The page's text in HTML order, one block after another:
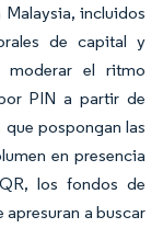
incluidos
de capital y
moderar el ritmo
PIN a partir de
pospongan las
en presencia
los fondos de
apresuran a buscar